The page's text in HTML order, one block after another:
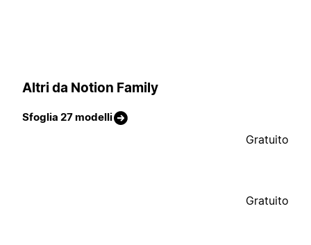
Altri da Notion Family
Sfoglia 27 modelli
Gratuito
Gratuito